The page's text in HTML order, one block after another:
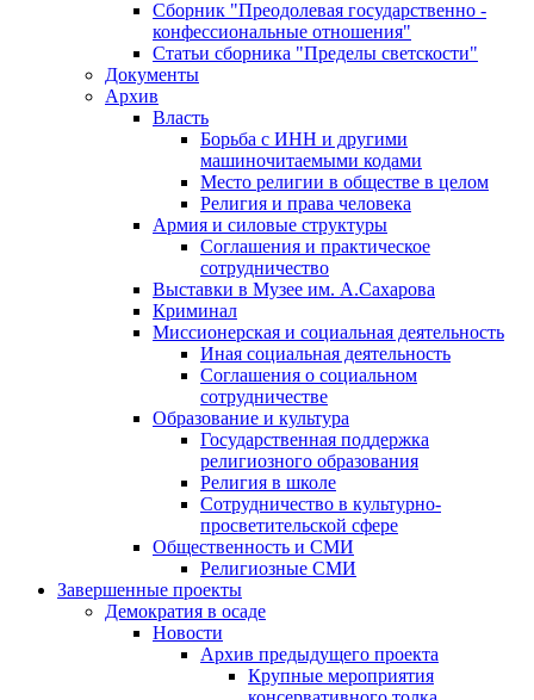
Сборник "Преодолевая государственно -
конфессиональные отношения"
Статьи сборника "Пределы светскости"
Документы
Архив
Власть
Борьба с ИНН и другими
машиночитаемыми кодами
Место религии в обществе в целом
Религия и права человека
Армия и силовые структуры
Соглашения и практическое
сотрудничество
Выставки в Музее им. А.Сахарова
Криминал
Миссионерская и социальная деятельность
Иная социальная деятельность
Соглашения о социальном
сотрудничестве
Образование и культура
Государственная поддержка
религиозного образования
Религия в школе
Сотрудничество в культурно-
просветительской сфере
Общественность и СМИ
Религиозные СМИ
Завершенные проекты
Демократия в осаде
Новости
Архив предыдущего проекта
Крупные мероприятия